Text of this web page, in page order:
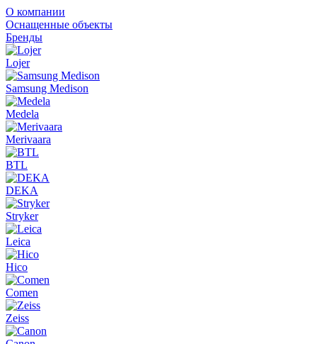
О компании
Оснащенные объекты
Бренды
Lojer
Samsung Medison
Medela
Merivaara
BTL
DEKA
Stryker
Leica
Hico
Comen
Zeiss